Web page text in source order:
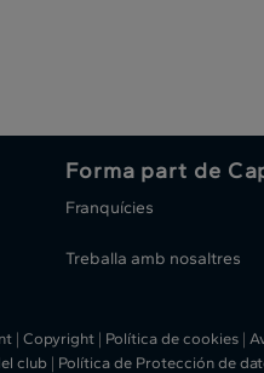
Forma part de
Franquícies
Treballa amb nosaltres
| Copyright | Política de cookies |
club | Política de Protección de